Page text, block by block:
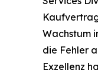
Wachstum
die Fehler
Exzellenz